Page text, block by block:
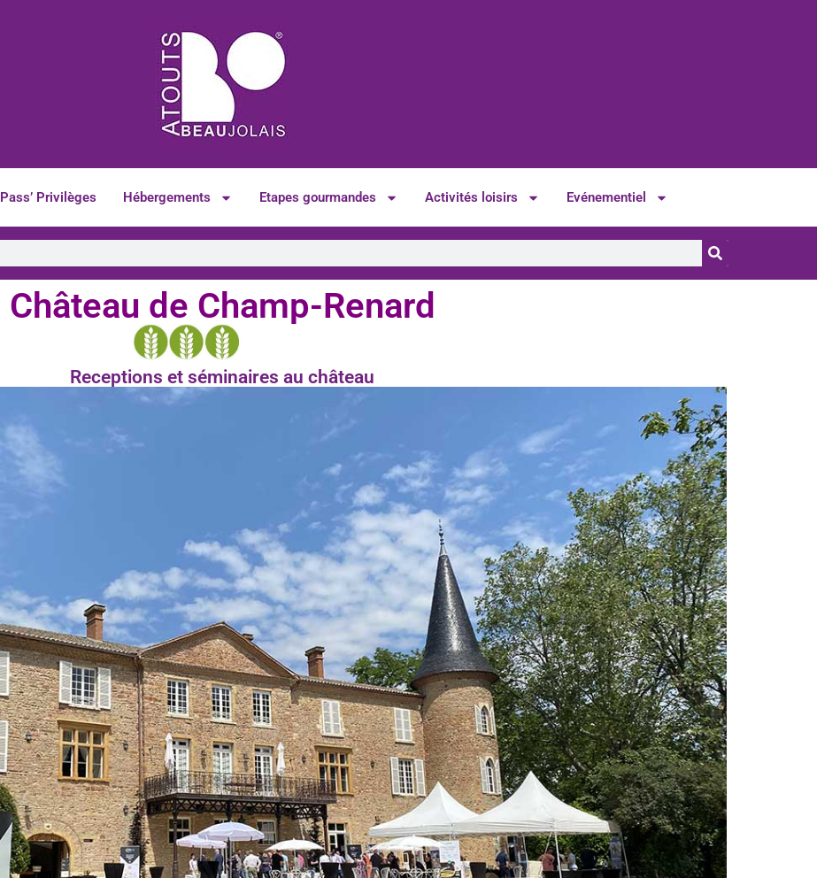
Pass’ Privilèges Hébergements Etapes gourmandes Activités loisirs Evénementiel
Château de Champ-Renard
Receptions et séminaires au château